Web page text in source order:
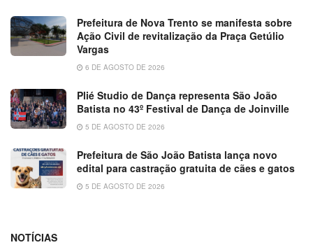
Prefeitura de Nova Trento se manifesta sobre
Ação Civil de revitalização da Praça Getúlio
Vargas
6 DE AGOSTO DE 2026
Plié Studio de Dança representa São João
Batista no 43º Festival de Dança de Joinville
5 DE AGOSTO DE 2026
Prefeitura de São João Batista lança novo
edital para castração gratuita de cães e gatos
5 DE AGOSTO DE 2026
NOTÍCIAS